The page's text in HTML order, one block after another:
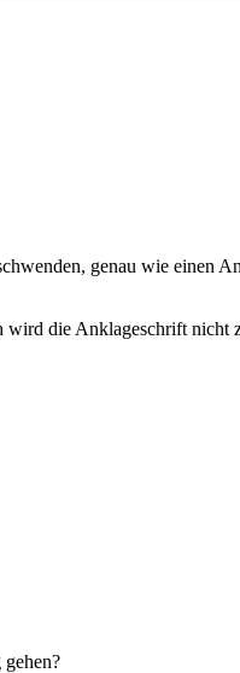
genau wie einen
die Anklageschrift nicht